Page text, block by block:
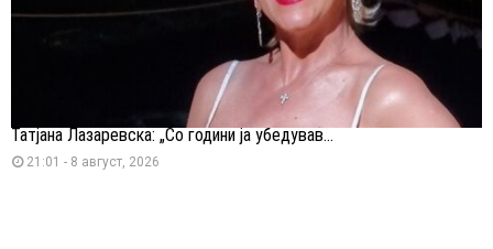
Татјана Лазаревска: „Со години ја убедував...
21:01 - 8 август, 2026